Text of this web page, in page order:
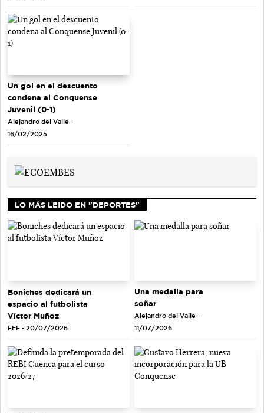
Un gol en el descuento
condena al Conquense
Juvenil (0-1)
Alejandro del Valle -
16/02/2025
LO MÁS LEIDO EN "DEPORTES"
Boniches dedicará un
espacio al futbolista
Víctor Muñoz
EFE - 20/07/2026
Una medalla para
soñar
Alejandro del Valle -
11/07/2026